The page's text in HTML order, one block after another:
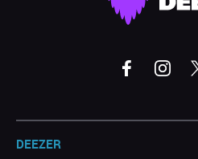
DEEZER